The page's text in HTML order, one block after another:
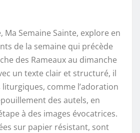
Ma Semaine Sainte, explore en
de la semaine qui précède
des Rameaux au dimanche
un texte clair et structuré, il
comme l’adoration
des autels, en
à des images évocatrices.
sur papier résistant, sont